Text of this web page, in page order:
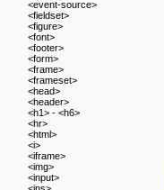
<event-source>
<fieldset>
<figure>
<font>
<footer>
<form>
<frame>
<frameset>
<head>
<header>
<h1> - <h6>
<hr>
<html>
<i>
<iframe>
<img>
<input>